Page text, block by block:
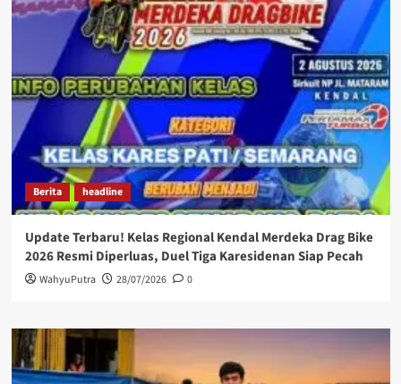
Berita headline
Update Terbaru! Kelas Regional Kendal Merdeka Drag Bike
2026 Resmi Diperluas, Duel Tiga Karesidenan Siap Pecah
WahyuPutra 28/07/2026 0